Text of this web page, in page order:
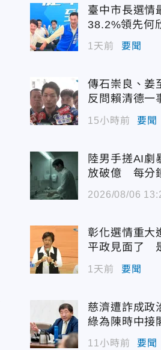
臺中市長選情
38.2%領先
代支持度全面
1天前 要聞
傳石崇良、
反問賴清德一
15小時前 要聞
陸男手搓AI劇
放破億 每分
2026/08/06
彰化選情重大
平政見面了
度曝光
1天前 要聞
慈濟遭詐成
綠為陳時中接
11小時前 要聞